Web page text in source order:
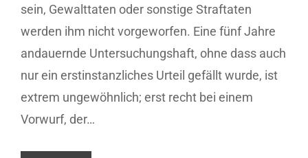
sein, Gewalttaten oder sonstige Straftaten
werden ihm nicht vorgeworfen. Eine fünf Jahre
andauernde Untersuchungshaft, ohne dass auch
nur ein erstinstanzliches Urteil gefällt wurde, ist
extrem ungewöhnlich; erst recht bei einem
Vorwurf, der…